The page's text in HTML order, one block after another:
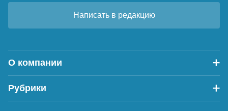
Написать в редакцию
О компании
Рубрики